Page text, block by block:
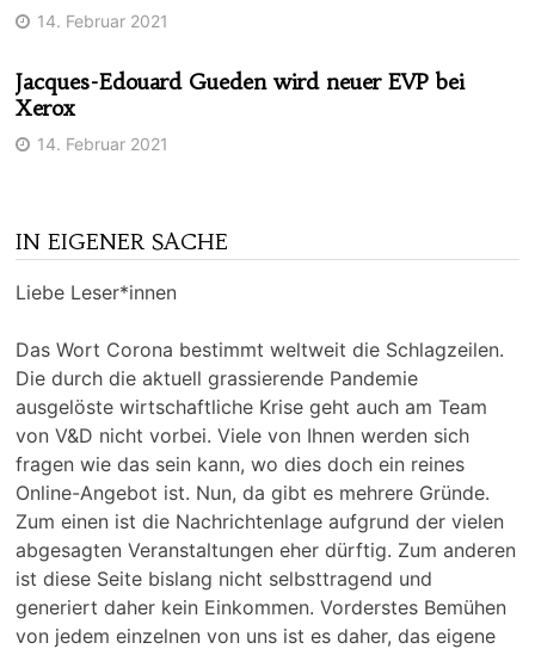
14. Februar 2021
Jacques-Edouard Gueden wird neuer EVP bei
Xerox
14. Februar 2021
IN EIGENER SACHE
Liebe Leser*innen
Das Wort Corona bestimmt weltweit die Schlagzeilen.
Die durch die aktuell grassierende Pandemie
ausgelöste wirtschaftliche Krise geht auch am Team
von V&D nicht vorbei. Viele von Ihnen werden sich
fragen wie das sein kann, wo dies doch ein reines
Online-Angebot ist. Nun, da gibt es mehrere Gründe.
Zum einen ist die Nachrichtenlage aufgrund der vielen
abgesagten Veranstaltungen eher dürftig. Zum anderen
ist diese Seite bislang nicht selbsttragend und
generiert daher kein Einkommen. Vorderstes Bemühen
von jedem einzelnen von uns ist es daher, das eigene